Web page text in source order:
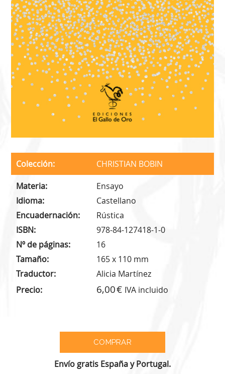
Colección
CHRISTIAN BOBIN
Materia
Ensayo
Idioma
Castellano
Encuadernación
Rústica
ISBN
978-84-127418-1-0
Nº de páginas
16
Tamaño
165 x 110 mm
Traductor
Alicia Martínez
Precio
6,00 IVA incluido
Envío gratis España y Portugal.